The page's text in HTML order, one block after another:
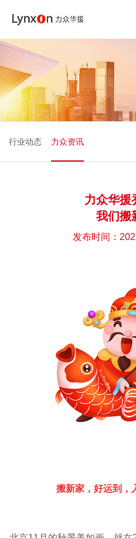
行业动态 力众资讯
力众华援
我们搬
发布时间：
搬新家， 好运到，